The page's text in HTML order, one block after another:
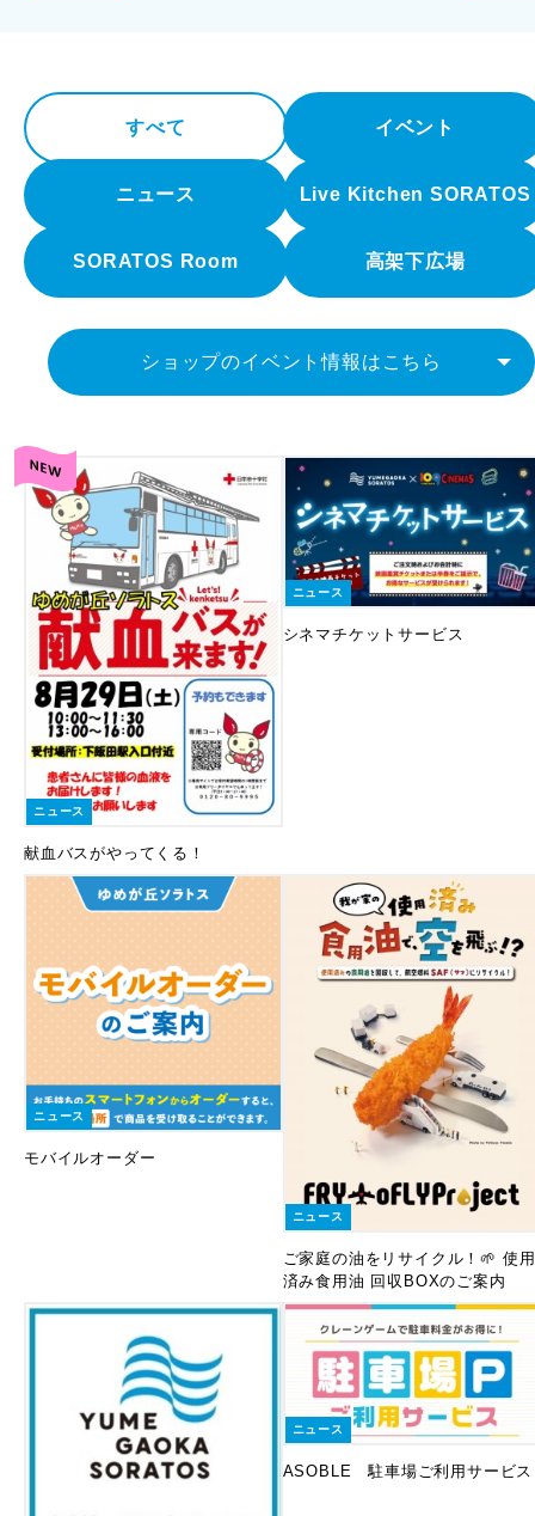
すべて イベント
ニュース Live Kitchen SORATOS
SORATOS Room 高架下広場
ショップのイベント情報はこちら
ニュース
献血バスがやってくる！
ニュース
シネマチケットサービス
ニュース
モバイルオーダー
ニュース
ご家庭の油をリサイクル！🌱 使用
済み食用油 回収BOXのご案内
ニュース
ASOBLE 駐車場ご利用サービス